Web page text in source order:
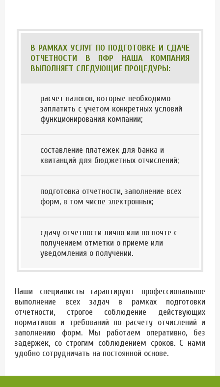
В РАМКАХ УСЛУГ ПО ПОДГОТОВКЕ И СДАЧЕ
ОТЧЕТНОСТИ В ПФР НАША КОМПАНИЯ
ВЫПОЛНЯЕТ СЛЕДУЮЩИЕ ПРОЦЕДУРЫ:
расчет налогов, которые необходимо
заплатить с учетом конкретных условий
функционирования компании;
составление платежек для банка и
квитанций для бюджетных отчислений;
подготовка отчетности, заполнение всех
форм, в том числе электронных;
сдачу отчетности лично или по почте с
получением отметки о приеме или
уведомления о получении.
Наши специалисты гарантируют профессиональное
выполнение всех задач в рамках подготовки
отчетности, строгое соблюдение действующих
нормативов и требований по расчету отчислений и
заполнению форм. Мы работаем оперативно, без
задержек, со строгим соблюдением сроков. С нами
удобно сотрудничать на постоянной основе.